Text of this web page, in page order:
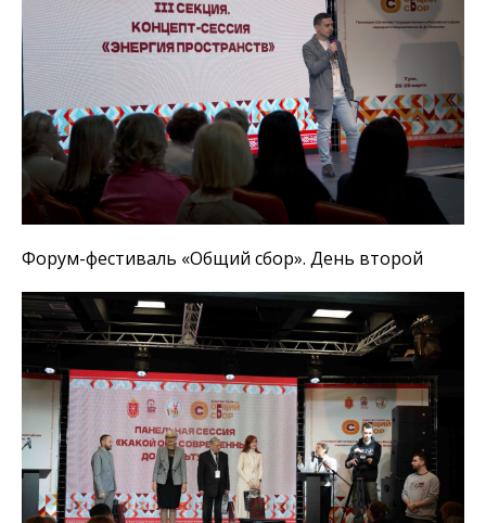
Форум-фестиваль «Общий сбор». День второй